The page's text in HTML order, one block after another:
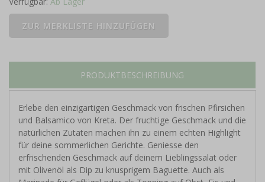
PRODUKTBESCHREIBUNG
Erlebe den einzigartigen Geschmack von frischen Pfirsichen
und Balsamico von Kreta. Der fruchtige Geschmack und die
natürlichen Zutaten machen ihn zu einem echten Highlight
für deine sommerlichen Gerichte. Geniesse den
erfrischenden Geschmack auf deinem Lieblingssalat oder
mit Olivenöl als Dip zu knusprigem Baguette. Auch als